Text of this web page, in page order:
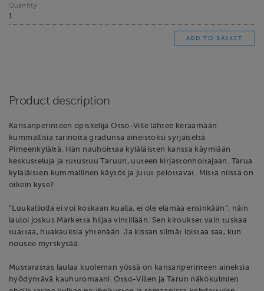
Quantity
Product description
Kansanperinteen opiskelija Otso-Ville lähtee keräämään
kummallisia tarinoita gradunsa aineistoksi syrjäiseltä
Pimeenkylältä. Hän nauhoittaa kyläläisten kanssa käymiään
keskusteluja ja tutustuu Taruun, uuteen kirjastonhoitajaan. Tarua
kyläläisten kummallinen käytös ja jutut pelottavat. Mistä niissä on
oikein kyse?
”Luukalliolla ei voi koskaan kualla, ei ole elämää ensinkään”, näin
lauloi joskus Marketta hiljaa vintillään. Sen kiroukset vain tuskaa
tuattaa, huakauksia yhtenään. Ja kissan silmät loistaa saa, kun
nousee myrskysää.
Mustarastas laulaa kuoleman yössä on kansanperinteen aineksia
hyödyntävä kauhuromaani. Otso-Villen ja Tarun näkökulmien